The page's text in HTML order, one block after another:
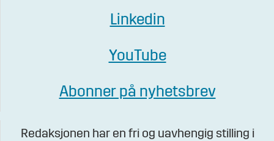
Linkedin
YouTube
Abonner på nyhetsbrev
Redaksjonen har en fri og uavhengig stilling i